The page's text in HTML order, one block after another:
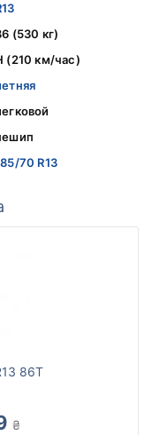
(530 кг)
(210 км/час)
70 R13
86T
₴